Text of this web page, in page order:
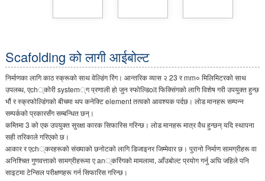
Scafolding को लागी आईबोल्ट
निर्माणका लागि काठ स्क्रूको साथ वेल्डिंग रिंग। आन्तरिक व्यास २ 23 र mm० मिलिमिटरको साथ
उपलब्ध, एch्कोरी system्ग प्रणाली हो जुन स्फोल्डिolt फिक्सिंगको लागि विशेष गरी उपयुक्त हुन्छ
भौं र स्क्रफोल्डिंगको बीचमा थप कनेक्टि element तत्वको आवश्यक पर्दछ। लोड मानहरू सम्पन्न
सम्पर्कको प्रकारसँग सम्बन्धित छन्।
कम्तिमा 3 को एक उपयुक्त सुरक्षा कारक सिफारिस गरिन्छ। लोड मानहरू मात्र वैध हुन्छन् यदि स्थापना
सही तरिकाले गरिएको छ।
आकार र एch्करहरूको संख्याको छनोटको लागि डिजाइनर जिम्मेवार छ। पुरानो निर्माण सामग्रीहरू वा
अनिश्चित गुणवत्ताको सामग्रीहरूमा ए an्करिंगको मामलामा, आँउबोल्ट प्रयोग गर्नु अघि जहिले पनि
साइटमा टेन्सिल परीक्षणहरू गर्न सिफारिस गरिन्छ।